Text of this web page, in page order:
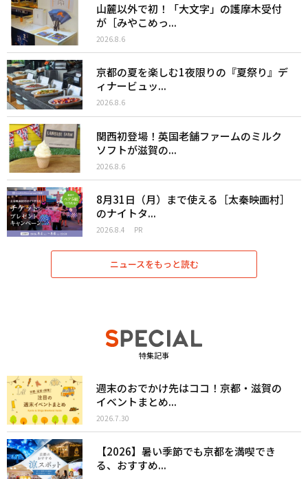
山麓以外で初！「大文字」の護摩木受付
が［みやこめっ...
2026.8.6
京都の夏を楽しむ1夜限りの『夏祭り』デ
ィナービュッ...
2026.8.6
関西初登場！英国老舗ファームのミルク
ソフトが滋賀の...
2026.8.6
8月31日（月）まで使える［太秦映画村］
のナイトタ...
2026.8.4 PR
ニュースをもっと読む
特集記事
週末のおでかけ先はココ！京都・滋賀の
イベントまとめ...
2026.7.30
【2026】暑い季節でも京都を満喫でき
る、おすすめ...